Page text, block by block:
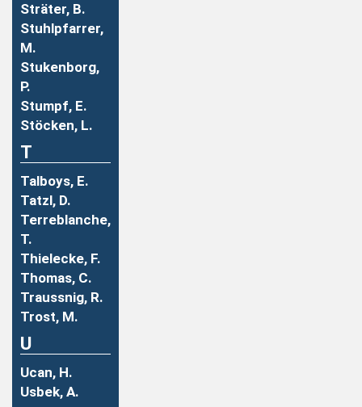
Sträter, B.
Stuhlpfarrer,
M.
Stukenborg,
P.
Stumpf, E.
Stöcken, L.
T
Talboys, E.
Tatzl, D.
Terreblanche,
T.
Thielecke, F.
Thomas, C.
Traussnig, R.
Trost, M.
U
Ucan, H.
Usbek, A.